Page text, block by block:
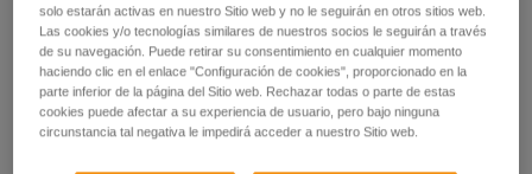
solo estarán activas en nuestro Sitio web y no le seguirán en otros sitios web.
Las cookies y/o tecnologías similares de nuestros socios le seguirán a través
de su navegación. Puede retirar su consentimiento en cualquier momento
haciendo clic en el enlace "Configuración de cookies", proporcionado en la
parte inferior de la página del Sitio web. Rechazar todas o parte de estas
cookies puede afectar a su experiencia de usuario, pero bajo ninguna
circunstancia tal negativa le impedirá acceder a nuestro Sitio web.